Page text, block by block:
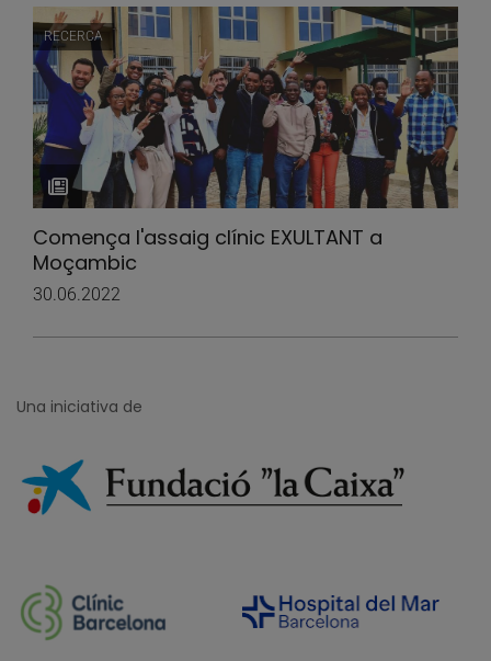
RECERCA
Comença l'assaig clínic EXULTANT a
Moçambic
30.06.2022
Una iniciativa de